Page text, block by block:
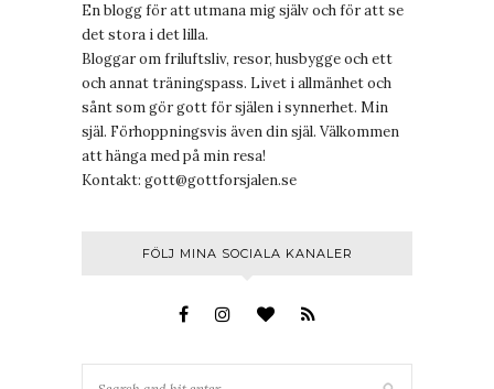
En blogg för att utmana mig själv och för att se
det stora i det lilla.
Bloggar om friluftsliv, resor, husbygge och ett
och annat träningspass. Livet i allmänhet och
sånt som gör gott för själen i synnerhet. Min
själ. Förhoppningsvis även din själ. Välkommen
att hänga med på min resa!
Kontakt: gott@gottforsjalen.se
FÖLJ MINA SOCIALA KANALER